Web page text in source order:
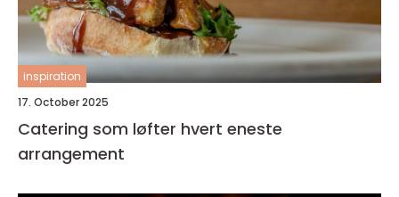
inspiration
17. October 2025
Catering som løfter hvert eneste
arrangement